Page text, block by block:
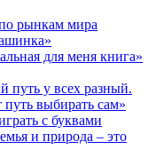
рынкам мира
для меня книга»
путь у всех разный.
путь выбирать сам»
с буквами
и природа – это